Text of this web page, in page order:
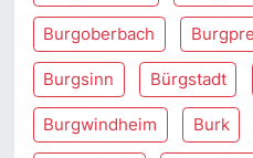
Burgoberbach
Burgsinn Bürgstadt
Burgwindheim Burk